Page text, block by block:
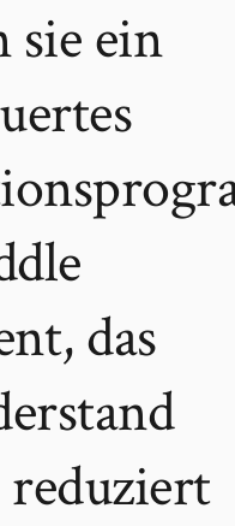
sie ein
das
reduziert